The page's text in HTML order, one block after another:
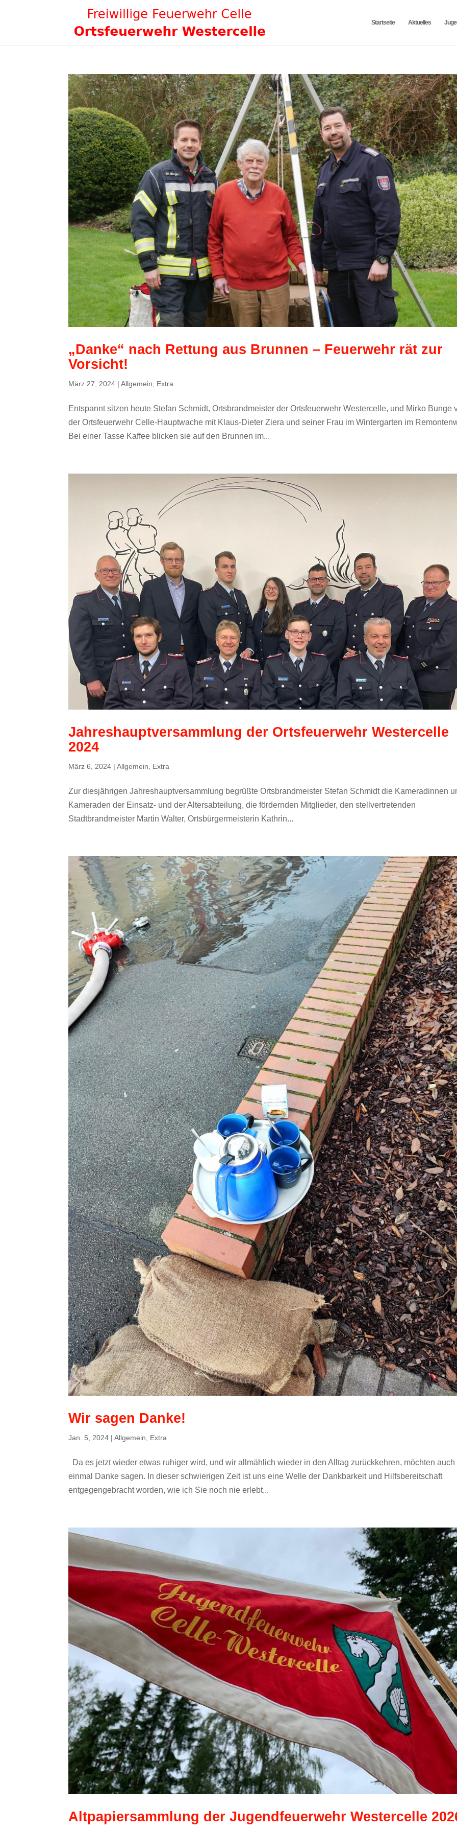
Startseite Aktuelles
„Danke“ nach Rettung aus Brunnen – Feuerwehr rät zur
Vorsicht!
März 27, 2024 |Allgemein Extra
Entspannt sitzen heute Stefan Schmidt, Ortsbrandmeister der Ortsfeuerwehr Westercelle, und Mirko Bunge
der Ortsfeuerwehr Celle-Hauptwache mit Klaus-Dieter Ziera und seiner Frau im Wintergarten im
Bei einer Tasse Kaffee blicken sie auf den Brunnen im...
Jahreshauptversammlung der Ortsfeuerwehr Westercelle
2024
März 6, 2024 |Allgemein, Extra
Zur diesjährigen Jahreshauptversammlung begrüßte Ortsbrandmeister Stefan Schmidt die Kameradinnen
Kameraden der Einsatz- und der Altersabteilung, die fördernden Mitglieder, den stellvertretenden
Stadtbrandmeister Martin Walter, Ortsbürgermeisterin Kathrin...
Wir sagen Danke!
Jan. 5, 2024 |Allgemein Extra
Da es jetzt wieder etwas ruhiger wird, und wir allmählich wieder in den Alltag zurückkehren, möchten auch
einmal Danke sagen. In dieser schwierigen Zeit ist uns eine Welle der Dankbarkeit und Hilfsbereitschaft
entgegengebracht worden, wie ich Sie noch nie erlebt...
Altpapiersammlung der Jugendfeuerwehr Westercelle